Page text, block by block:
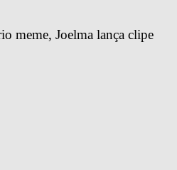
meme, Joelma lança clipe